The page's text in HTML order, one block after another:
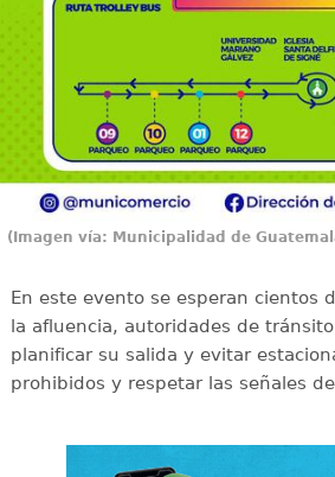
(Imagen vía: Municipalidad de
En este evento se esperan cientos
la afluencia, autoridades de
planificar su salida y evitar
prohibidos y respetar las señales